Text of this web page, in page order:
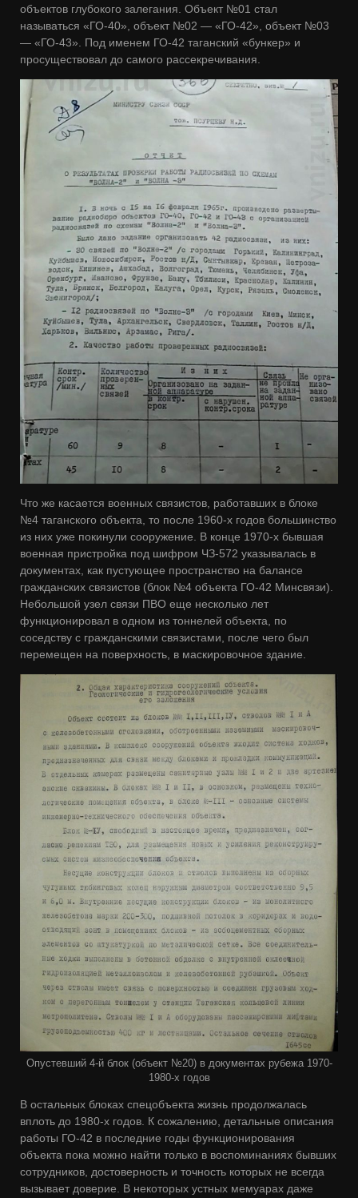
объектов глубокого залегания. Объект №01 стал
называться «ГО-40», объект №02 — «ГО-42», объект №03
— «ГО-43». Под именем ГО-42 таганский «бункер» и
просуществовал до самого рассекречивания.
Что же касается военных связистов, работавших в блоке
№4 таганского объекта, то после 1960-х годов большинство
из них уже покинули сооружение. В конце 1970-х бывшая
военная пристройка под шифром ЧЗ-572 указывалась в
документах, как пустующее пространство на балансе
гражданских связистов (блок №4 объекта ГО-42 Минсвязи).
Небольшой узел связи ПВО еще несколько лет
функционировал в одном из тоннелей объекта, по
соседству с гражданскими связистами, после чего был
перемещен на поверхность, в маскировочное здание.
Опустевший 4-й блок (объект №20) в документах рубежа 1970-
1980-х годов
В остальных блоках спецобъекта жизнь продолжалась
вплоть до 1980-х годов. К сожалению, детальные описания
работы ГО-42 в последние годы функционирования
объекта пока можно найти только в воспоминаниях бывших
сотрудников, достоверность и точность которых не всегда
вызывает доверие. В некоторых устных мемуарах даже